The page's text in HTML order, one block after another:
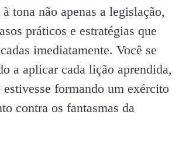
tona não apenas a legislação,
práticos e estratégias que
imediatamente. Você se
a aplicar cada lição aprendida,
estivesse formando um exército
contra os fantasmas da